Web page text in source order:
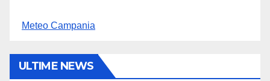
Meteo Campania
ULTIME NEWS